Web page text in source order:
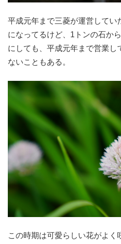
平成元年まで三菱が運営してい
になってるけど、1トンの石か
にしても、平成元年まで営業し
ないこともある。
この時期は可愛らしい花がよく